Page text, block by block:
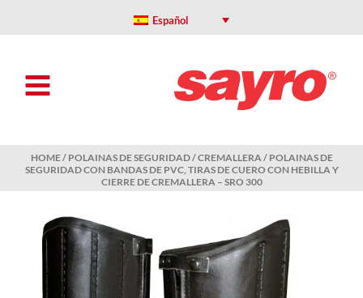
Español
HOME/ POLAINAS DE SEGURIDAD/CREMALLERA / POLAINAS DE
SEGURIDAD CON BANDAS DE PVC, TIRAS DE CUERO CON HEBILLA Y
CIERRE DE CREMALLERA – SRO 300